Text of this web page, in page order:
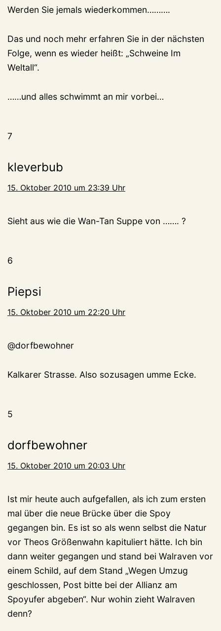
Werden Sie jemals wiederkommen……….
Das und noch mehr erfahren Sie in der nächsten
Folge, wenn es wieder heißt: „Schweine Im
Weltall“.
……und alles schwimmt an mir vorbei…
7
kleverbub
15. Oktober 2010 um 23:39 Uhr
Sieht aus wie die Wan-Tan Suppe von ……. ?
6
Piepsi
15. Oktober 2010 um 22:20 Uhr
@dorfbewohner
Kalkarer Strasse. Also sozusagen umme Ecke.
5
dorfbewohner
15. Oktober 2010 um 20:03 Uhr
Ist mir heute auch aufgefallen, als ich zum ersten
mal über die neue Brücke über die Spoy
gegangen bin. Es ist so als wenn selbst die Natur
vor Theos Größenwahn kapituliert hätte. Ich bin
dann weiter gegangen und stand bei Walraven vor
einem Schild, auf dem Stand „Wegen Umzug
geschlossen, Post bitte bei der Allianz am
Spoyufer abgeben“. Nur wohin zieht Walraven
denn?